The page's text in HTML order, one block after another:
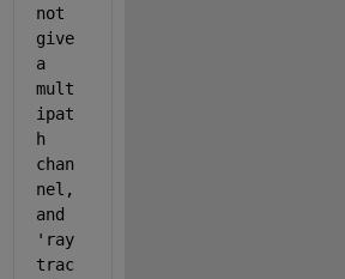
not
give
a
mult
ipat
h
chan
nel,
and
'ray
trac